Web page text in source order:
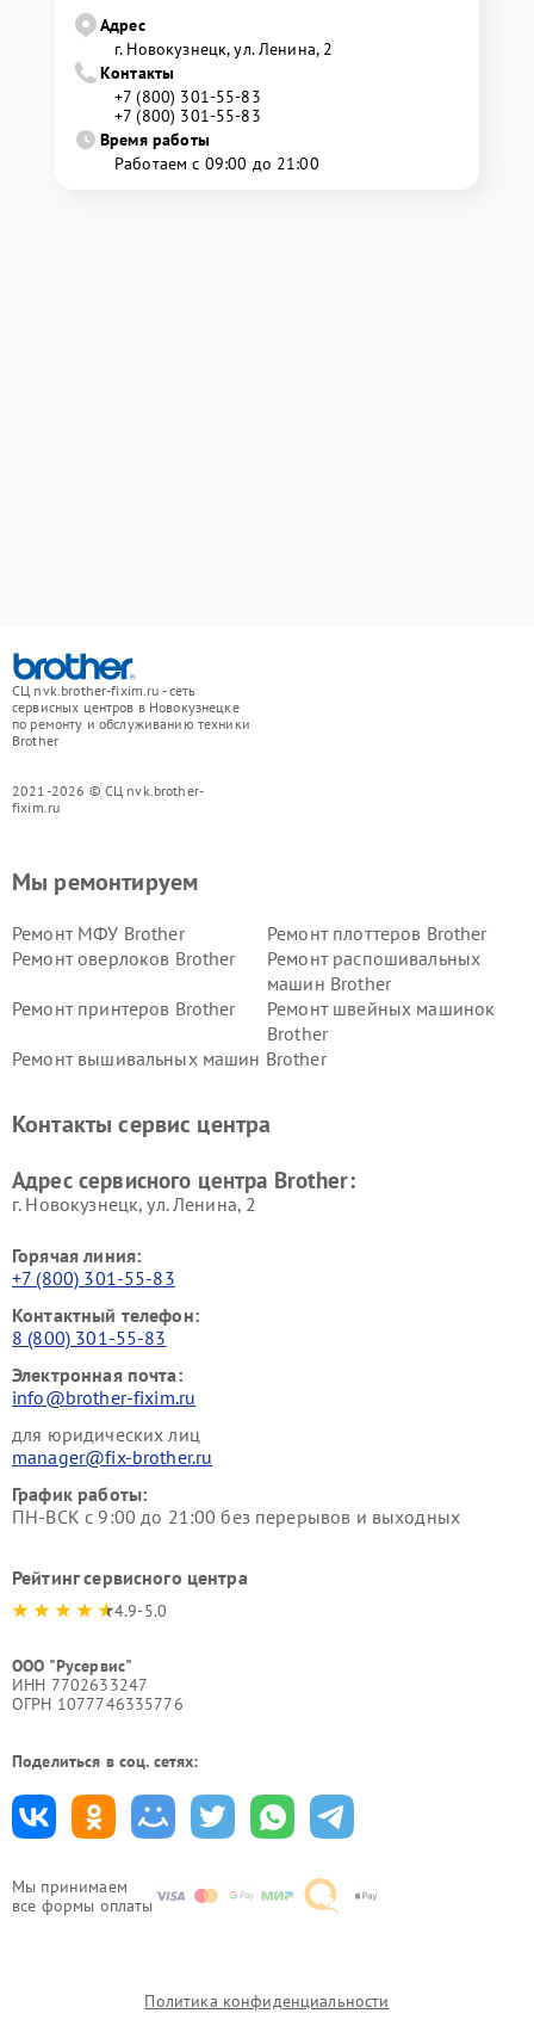
Адрес
г. Новокузнецк, ул. Ленина, 2
Контакты
+7 (800) 301-55-83
+7 (800) 301-55-83
Время работы
Работаем с 09:00 до 21:00
СЦ nvk.brother-fixim.ru - сеть
сервисных центров в Новокузнецке
по ремонту и обслуживанию техники
Brother
2021-2026 © СЦ nvk.brother-
fixim.ru
Мы принимаем
все формы оплаты
Мы ремонтируем
Ремонт МФУ Brother
Ремонт плоттеров Brother
Ремонт оверлоков Brother
Ремонт распошивальных
машин Brother
Ремонт принтеров Brother
Ремонт швейных машинок
Brother
Ремонт вышивальных машин Brother
Контакты сервис центра
Адрес сервисного центра Brother:
г. Новокузнецк, ул. Ленина, 2
Горячая линия:
+7 (800) 301-55-83
Контактный телефон:
8 (800) 301-55-83
Электронная почта:
info@brother-fixim.ru
для юридических лиц
manager@fix-brother.ru
График работы:
ПН-ВСК с 9:00 до 21:00 без перерывов и выходных
Рейтинг сервисного центра
4.9-5.0
ООО "Русервис"
ИНН 7702633247
ОГРН 1077746335776
Поделиться в соц. сетях:
Политика конфиденциальности